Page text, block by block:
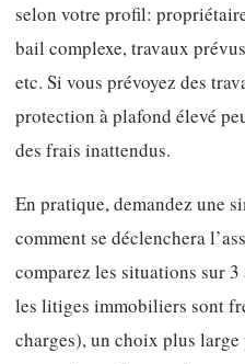
selon votre profil:
bail complexe, travaux
etc. Si vous prévoyez des
protection à plafond élevé
des frais inattendus.
En pratique, demandez une
comment se déclenchera
comparez les situations sur
les litiges immobiliers sont
charges), un choix plus